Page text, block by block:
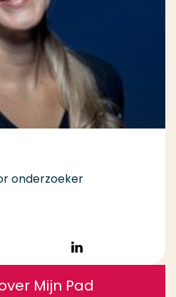
onderzoeker
Volg op
LinkedIn
Mijn Pad